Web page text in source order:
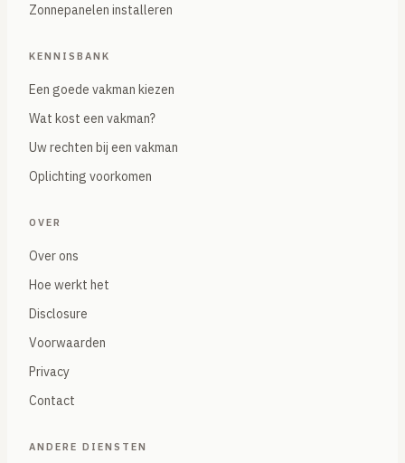
Zonnepanelen installeren
KENNISBANK
Een goede vakman kiezen
Wat kost een vakman?
Uw rechten bij een vakman
Oplichting voorkomen
OVER
Over ons
Hoe werkt het
Disclosure
Voorwaarden
Privacy
Contact
ANDERE DIENSTEN